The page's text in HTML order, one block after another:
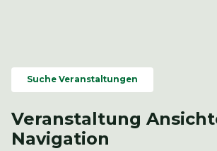
Suche Veranstaltungen
Veranstaltung
Navigation